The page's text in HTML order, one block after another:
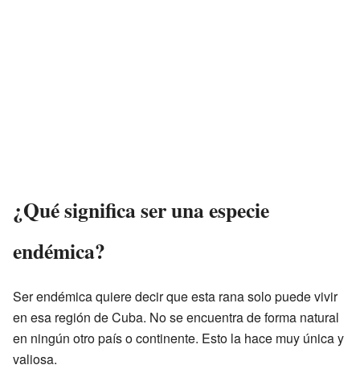
¿Qué significa ser una especie
endémica?
Ser endémica quiere decir que esta rana solo puede vivir
en esa región de Cuba. No se encuentra de forma natural
en ningún otro país o continente. Esto la hace muy única y
valiosa.